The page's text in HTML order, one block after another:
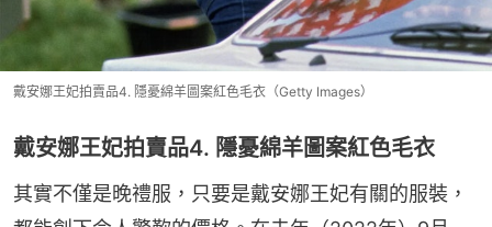
戴安娜王妃拍賣品4. 隱憂綿羊圖案紅色毛衣（Getty Images）
戴安娜王妃拍賣品4. 隱憂綿羊圖案紅色毛衣
其實不僅是晚禮服，只要是戴安娜王妃有關的服裝，